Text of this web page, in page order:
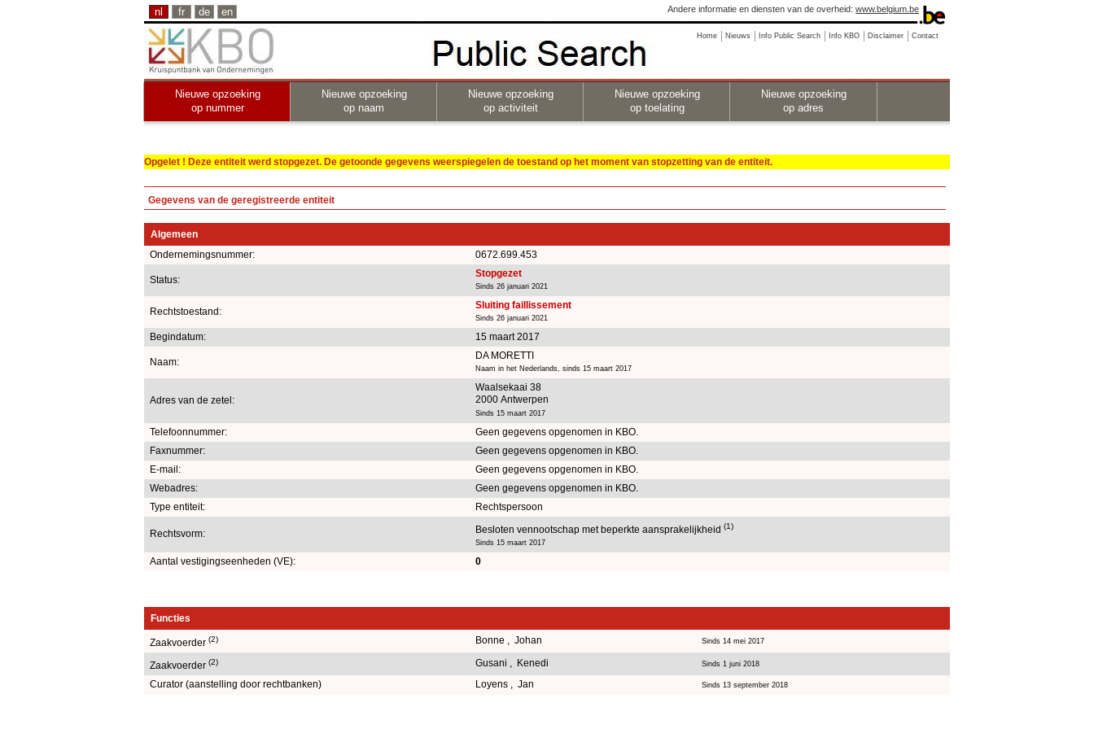
nl fr de en Andere informatie en diensten van de overheid: www.belgium.be
Home Nieuws Info Public Search Info KBO Disclaimer Contact
Nieuwe opzoeking
op nummer
Nieuwe opzoeking
op naam
Nieuwe opzoeking
op activiteit
Nieuwe opzoeking
op toelating
Nieuwe opzoeking
op adres
Opgelet ! Deze entiteit werd stopgezet. De getoonde gegevens weerspiegelen de toestand op het moment van stopzetting van de entiteit.
Gegevens van de geregistreerde entiteit
Algemeen
Ondernemingsnummer:
0672.699.453
Status:
Stopgezet
Sinds 26 januari 2021
Rechtstoestand:
Sluiting faillissement
Sinds 26 januari 2021
Begindatum: 15 maart 2017
Naam:
DA MORETTI
Naam in het Nederlands, sinds 15 maart 2017
Adres van de zetel:
Waalsekaai 38
2000 Antwerpen
Sinds 15 maart 2017
Telefoonnummer:
Geen gegevens opgenomen in KBO.
Faxnummer:
Geen gegevens opgenomen in KBO.
E-mail:
Geen gegevens opgenomen in KBO.
Webadres:
Geen gegevens opgenomen in KBO.
Type entiteit:
Rechtspersoon
Rechtsvorm: Besloten vennootschap met beperkte aansprakelijkheid (1)
Sinds 15 maart 2017
Aantal vestigingseenheden (VE): 0
Functies
Zaakvoerder (2) Bonne , Johan Sinds 14 mei 2017
Zaakvoerder (2) Gusani , Kenedi Sinds 1 juni 2018
Curator (aanstelling door rechtbanken) Loyens , Jan Sinds 13 september 2018